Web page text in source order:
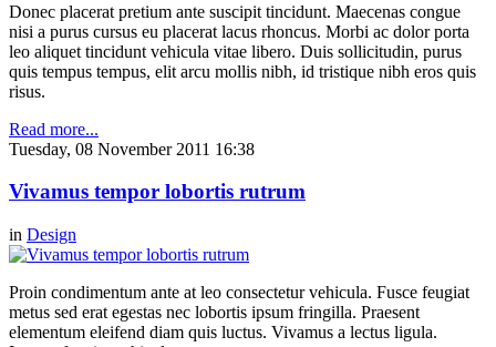
Donec placerat pretium ante suscipit tincidunt. Maecenas congue
nisi a purus cursus eu placerat lacus rhoncus. Morbi ac dolor porta
leo aliquet tincidunt vehicula vitae libero. Duis sollicitudin, purus
quis tempus tempus, elit arcu mollis nibh, id tristique nibh eros quis
risus.
Read more...
Tuesday, 08 November 2011 16:38
Vivamus tempor lobortis rutrum
in Design
Proin condimentum ante at leo consectetur vehicula. Fusce feugiat
metus sed erat egestas nec lobortis ipsum fringilla. Praesent
elementum eleifend diam quis luctus. Vivamus a lectus ligula.